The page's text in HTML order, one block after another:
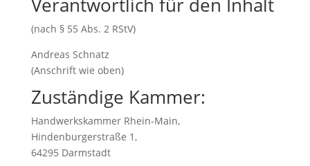
(nach § 55 Abs. 2 RStV)
Andreas Schnatz
(Anschrift wie oben)
Zuständige Kammer:
Handwerkskammer Rhein-Main,
Hindenburgerstraße 1,
64295 Darmstadt